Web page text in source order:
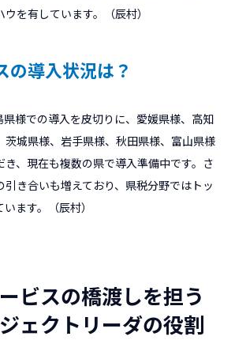
を有しています。（辰村）
の導入状況は？
様での導入を皮切りに、愛媛県様、高知
茨城県様、岩手県様、秋田県様、富山県様
き、現在も複数の県で導入準備中です。さ
引き合いも増えており、県税分野ではトッ
ます。（辰村）
ビスの橋渡しを担う
ェクトリーダの役割